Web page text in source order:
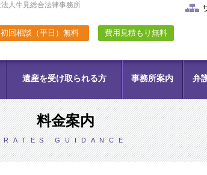
人牛見総合法律事務所
回相談（平日）無料
費用見積もり無料
遺産を受け取られる方 事務所案内 弁
料金案内
RATES GUIDANCE